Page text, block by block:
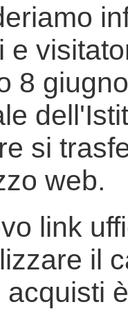
e
8
si
web.
link
il
acquisti